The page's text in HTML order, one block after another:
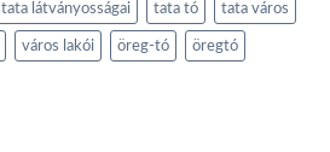
tata látványosságai tata tó tata város
város lakói öreg-tó öregtó